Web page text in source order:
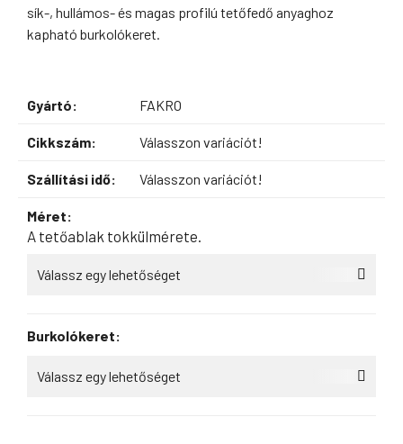
sík-, hullámos- és magas profilú tetőfedő anyaghoz
kapható burkolókeret.
Gyártó: FAKRO
Cikkszám: Válasszon variációt!
Szállítási idő: Válasszon variációt!
Méret:
A tetőablak tokkülmérete.
Burkolókeret: